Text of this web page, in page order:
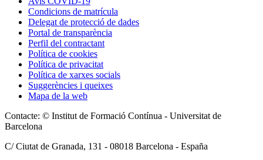
Condicions de matrícula
Delegat de protecció de dades
Portal de transparència
Perfil del contractant
Política de cookies
Política de privacitat
Política de xarxes socials
Suggerències i queixes
Mapa de la web
Contacte: © Institut de Formació Contínua - Universitat de
Barcelona
C/ Ciutat de Granada, 131 - 08018 Barcelona - España